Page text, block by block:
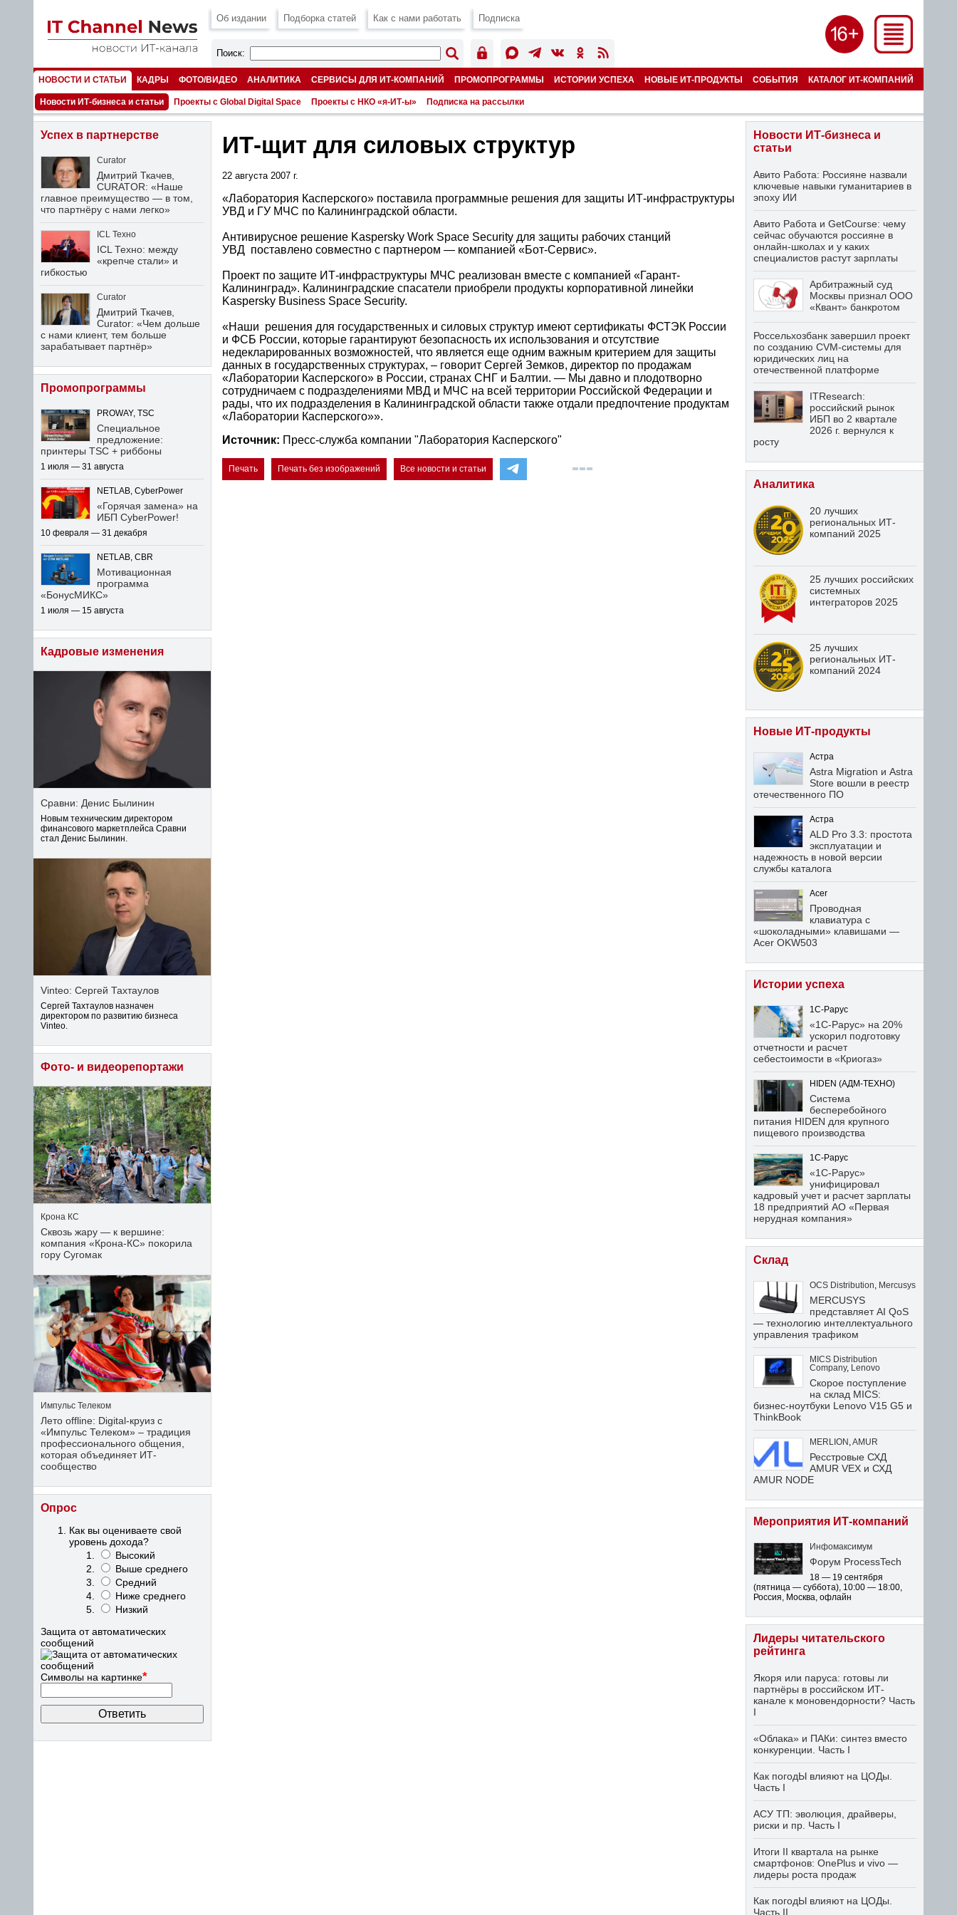
Об издании Подборка статей Как с нами работать Подписка
Поиск:
НОВОСТИ И СТАТЬИ КАДРЫ ФОТО/ВИДЕО АНАЛИТИКА СЕРВИСЫ ДЛЯ ИТ-КОМПАНИЙ ПРОМОПРОГРАММЫ ИСТОРИИ УСПЕХА НОВЫЕ ИТ-ПРОДУКТЫ СОБЫТИЯ КАТАЛОГ ИТ-КОМПАНИЙ
НОМЕРА
Новости ИТ-бизнеса и статьи Проекты с Global Digital Space Проекты с НКО «я-ИТ-ы» Подписка на рассылки
ИТ-щит для силовых структур
22 августа 2007 г.
«Лаборатория Касперского» поставила программные решения для защиты ИТ-инфраструктуры
УВД и ГУ МЧС по Калининградской области.
Антивирусное решение Kaspersky Work Space Security для защиты рабочих станций
УВД поставлено совместно с партнером — компанией «Бот-Сервис».
Проект по защите ИТ-инфраструктуры МЧС реализован вместе с компанией «Гарант-
Калининград». Калининградские спасатели приобрели продукты корпоративной линейки
Kaspersky Business Space Security.
«Наши решения для государственных и силовых структур имеют сертификаты ФСТЭК России
и ФСБ России, которые гарантируют безопасность их использования и отсутствие
недекларированных возможностей, что является еще одним важным критерием для защиты
данных в государственных структурах, – говорит Сергей Земков, директор по продажам
«Лаборатории Касперского» в России, странах СНГ и Балтии. — Мы давно и плодотворно
сотрудничаем с подразделениями МВД и МЧС на всей территории Российской Федерации и
рады, что их подразделения в Калининградской области также отдали предпочтение продуктам
«Лаборатории Касперского»».
Источник: Пресс-служба компании "Лаборатория Касперского"
Печать Печать без изображений Все новости и статьи
Успех в партнерстве
Curator
Дмитрий Ткачев,
CURATOR: «Наше
главное преимущество — в том,
что партнёру с нами легко»
ICL Техно
ICL Техно: между
«крепче стали» и
гибкостью
Curator
Дмитрий Ткачев,
Curator: «Чем дольше
с нами клиент, тем больше
зарабатывает партнёр»
Промопрограммы
PROWAY, TSC
Специальное
предложение:
принтеры TSC + риббоны
1 июля — 31 августа
NETLAB, CyberPower
«Горячая замена» на
ИБП CyberPower!
10 февраля — 31 декабря
NETLAB, CBR
Мотивационная
программа
«БонусМИКС»
1 июля — 15 августа
Кадровые изменения
Сравни: Денис Былинин
Новым техническим директором
финансового маркетплейса Сравни
стал Денис Былинин.
Vinteo: Сергей Тахтаулов
Сергей Тахтаулов назначен
директором по развитию бизнеса
Vinteo.
Фото- и видеорепортажи
Крона КС
Сквозь жару — к вершине:
компания «Крона‑КС» покорила
гору Сугомак
Импульс Телеком
Лето offline: Digital-круиз с
«Импульс Телеком» – традиция
профессионального общения,
которая объединяет ИТ-
сообщество
Опрос
Как вы оцениваете свой
уровень дохода?
Высокий
Выше среднего
Средний
Ниже среднего
Низкий
Защита от автоматических
сообщений
Символы на картинке*
Новости ИТ-бизнеса и
статьи
Авито Работа: Россияне назвали
ключевые навыки гуманитариев в
эпоху ИИ
Авито Работа и GetCourse: чему
сейчас обучаются россияне в
онлайн-школах и у каких
специалистов растут зарплаты
Арбитражный суд
Москвы признал ООО
«Квант» банкротом
Россельхозбанк завершил проект
по созданию CVM-системы для
юридических лиц на
отечественной платформе
ITResearch:
российский рынок
ИБП во 2 квартале
2026 г. вернулся к
росту
Аналитика
20 лучших
региональных ИТ-
компаний 2025
25 лучших российских
системных
интеграторов 2025
25 лучших
региональных ИТ-
компаний 2024
Новые ИТ-продукты
Астра
Astra Migration и Astra
Store вошли в реестр
отечественного ПО
Астра
ALD Pro 3.3: простота
эксплуатации и
надежность в новой версии
службы каталога
Acer
Проводная
клавиатура с
«шоколадными» клавишами —
Acer OKW503
Истории успеха
1С-Рарус
«1С-Рарус» на 20%
ускорил подготовку
отчетности и расчет
себестоимости в «Криогаз»
HIDEN (АДМ-ТЕХНО)
Система
бесперебойного
питания HIDEN для крупного
пищевого производства
1С-Рарус
«1С-Рарус»
унифицировал
кадровый учет и расчет зарплаты
18 предприятий АО «Первая
нерудная компания»
Склад
OCS Distribution Mercusys
MERCUSYS
представляет AI QoS
— технологию интеллектуального
управления трафиком
MICS Distribution
Company, Lenovo
Скорое поступление
на склад MICS:
бизнес-ноутбуки Lenovo V15 G5 и
ThinkBook
MERLION AMUR
Ресстровые СХД
AMUR VEX и СХД
AMUR NODE
Мероприятия ИТ-компаний
Инфомаксимум
Форум ProcessTech
18 — 19 сентября
(пятница — суббота), 10:00 — 18:00,
Россия, Москва, офлайн
Лидеры читательского
рейтинга
Якоря или паруса: готовы ли
партнёры в российском ИТ-
канале к моновендорности? Часть
I
«Облака» и ПАКи: синтез вместо
конкуренции. Часть I
Как погодЫ влияют на ЦОДы.
Часть I
АСУ ТП: эволюция, драйверы,
риски и пр. Часть I
Итоги II квартала на рынке
смартфонов: OnePlus и vivo —
лидеры роста продаж
Как погодЫ влияют на ЦОДы.
Часть II